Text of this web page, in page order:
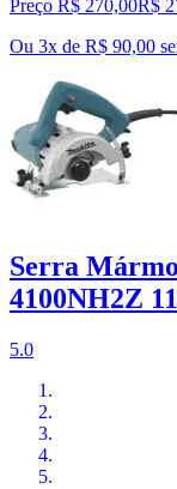
Preço R$ 270,00R$
Ou 3x de R$ 90,00
Serra
4100NH2Z
5.0